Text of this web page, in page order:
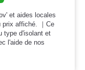
et aides locales
prix affiché. ｜Ce
type d'isolant et
l'aide de nos